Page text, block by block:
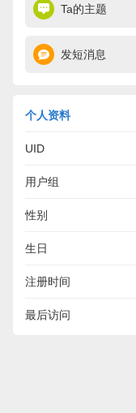
Ta的主题
发短消息
个人资料
UID
用户组
性别
生日
注册时间
最后访问